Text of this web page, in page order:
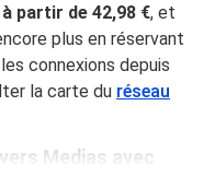
partir de 42,98 €, et
plus en réservant
connexions depuis
la carte du réseau
Mediaș avec